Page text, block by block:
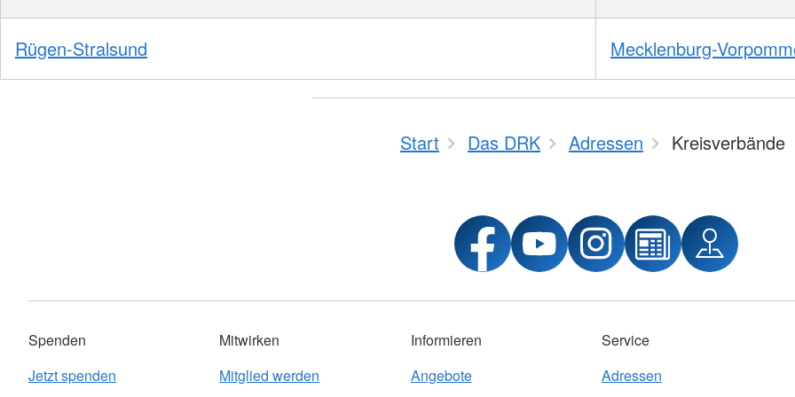
Rügen-Stralsund Mecklenburg-
Start Das DRK Adressen Kreisverbände
Spenden
Jetzt spenden
Mitwirken
Mitglied werden
Informieren
Angebote
Service
Adressen